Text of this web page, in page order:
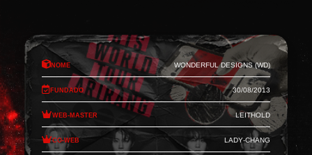
Nome Wonderful Designs (WD)
Fundado 30/08/2013
Web-Master Leithold
Co-Web Lady-Chang